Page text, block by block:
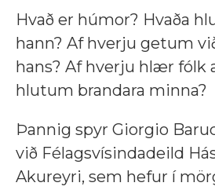
Hvað er húmor? Hvaða
hann? Af hverju getum
hans? Af hverju hlær fólk
hlutum brandara minna?
Þannig spyr Giorgio
við Félagsvísindadeild
Akureyri, sem hefur í